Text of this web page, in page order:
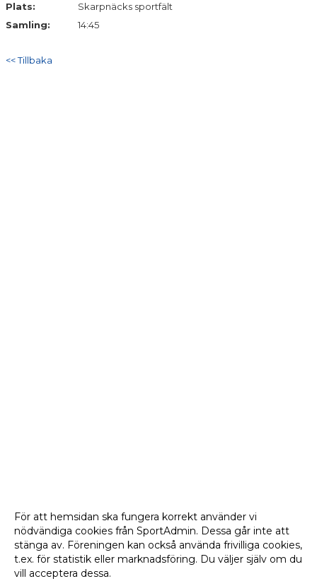
Plats:
Skarpnäcks sportfält
Samling:
14:45
<< Tillbaka
För att hemsidan ska fungera korrekt använder vi
nödvändiga cookies från SportAdmin. Dessa går inte att
stänga av. Föreningen kan också använda frivilliga cookies,
t.ex. för statistik eller marknadsföring. Du väljer själv om du
vill acceptera dessa.